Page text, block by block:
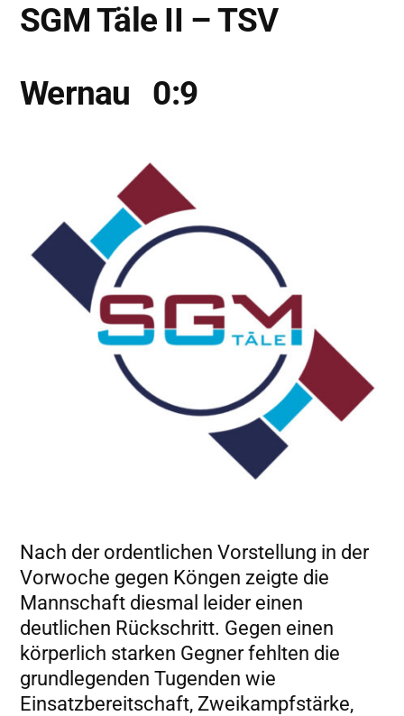
SGM Täle II – TSV
Wernau 0:9
Nach der ordentlichen Vorstellung in der
Vorwoche gegen Köngen zeigte die
Mannschaft diesmal leider einen
deutlichen Rückschritt. Gegen einen
körperlich starken Gegner fehlten die
grundlegenden Tugenden wie
Einsatzbereitschaft, Zweikampfstärke,